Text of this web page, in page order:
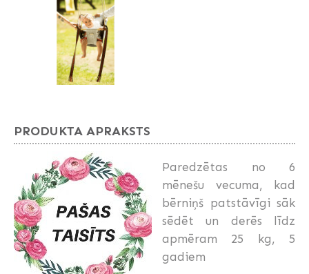
PRODUKTA APRAKSTS
Paredzētas no 6
mēnešu vecuma, kad
bērniņš patstāvīgi sāk
sēdēt un derēs līdz
apmēram 25 kg, 5
gadiem